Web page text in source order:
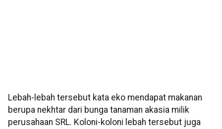
Lebah-lebah tersebut kata eko mendapat makanan
berupa nekhtar dari bunga tanaman akasia milik
perusahaan SRL. Koloni-koloni lebah tersebut juga